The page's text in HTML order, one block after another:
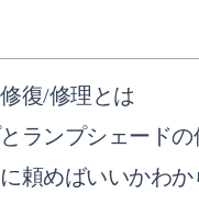
復/修理とは
ランプシェードの
頼めばいいかわ